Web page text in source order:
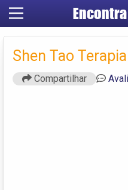
Shen Tao Terapia
Compartilhar